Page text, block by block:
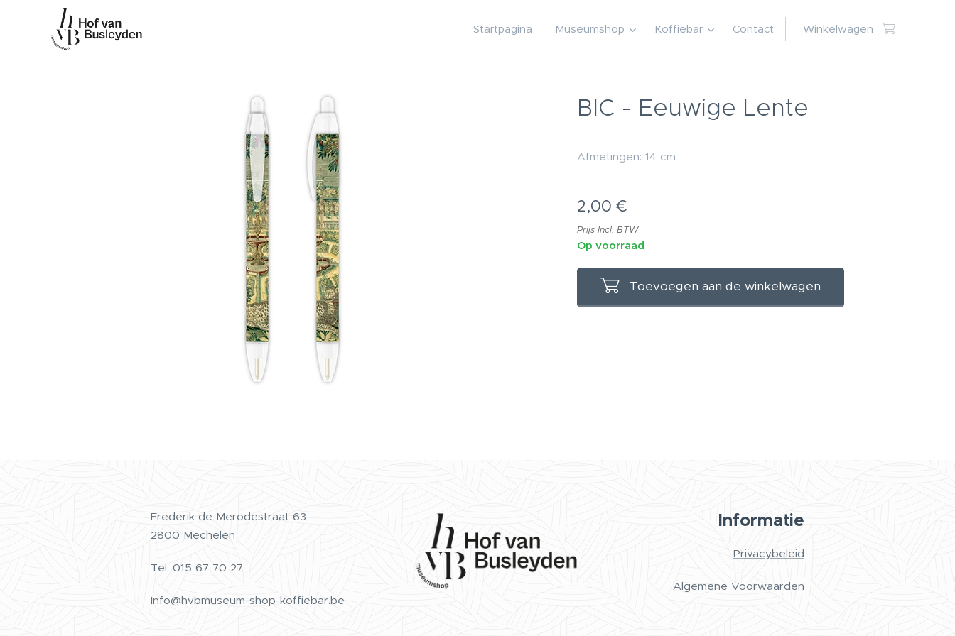
Startpagina Museumshop Koffiebar Contact Winkelwagen
BIC - Eeuwige Lente
Afmetingen: 14 cm
2,00 €
Prijs Incl. BTW
Op voorraad
Toevoegen aan de winkelwagen
Frederik de Merodestraat 63
2800 Mechelen
Tel. 015 67 70 27
Info@hvbmuseum-shop-koffiebar.be
Informatie
Privacybeleid
Algemene Voorwaarden